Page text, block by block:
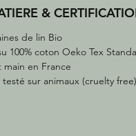
&
de lin Bio
100% coton Oeko Tex
main en France
testé sur animaux (cruelty free)